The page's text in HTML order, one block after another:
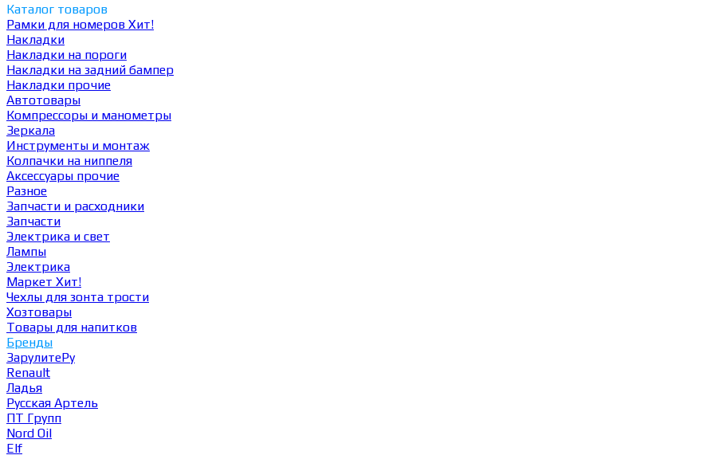
Каталог товаров
Рамки для номеров Хит!
Накладки
Накладки на пороги
Накладки на задний бампер
Накладки прочие
Автотовары
Компрессоры и манометры
Зеркала
Инструменты и монтаж
Колпачки на ниппеля
Аксессуары прочие
Разное
Запчасти и расходники
Запчасти
Электрика и свет
Лампы
Электрика
Маркет Хит!
Чехлы для зонта трости
Хозтовары
Товары для напитков
Бренды
ЗарулитеРу
Renault
Ладья
Русская Артель
ПТ Групп
Nord Oil
Elf